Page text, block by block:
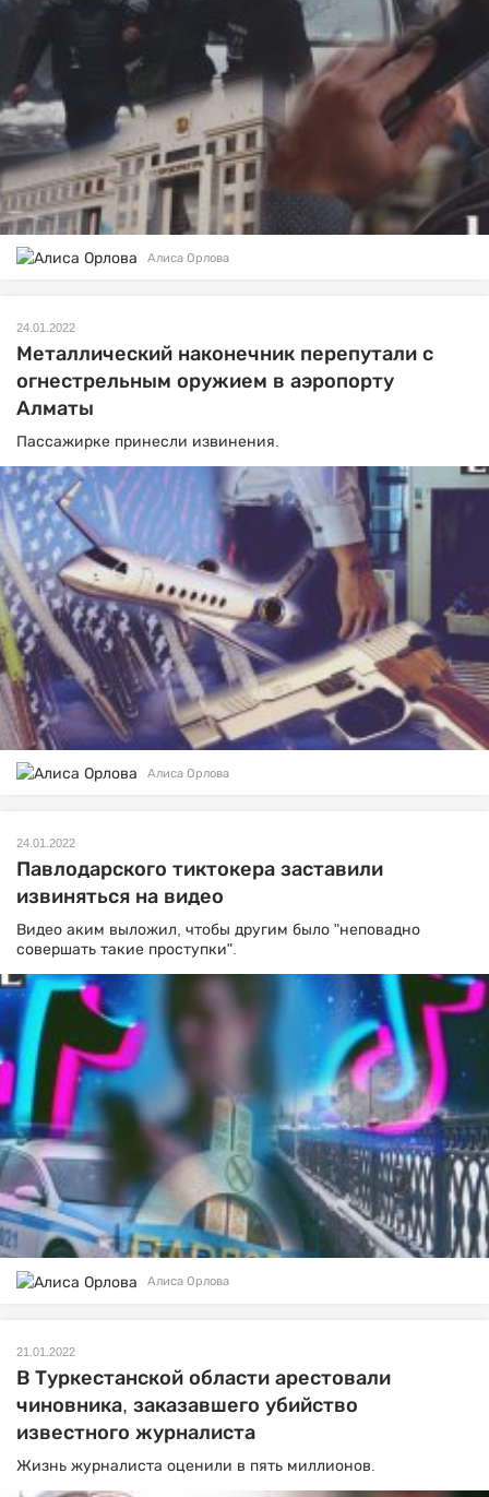
Алиса Орлова
24.01.2022
Металлический наконечник перепутали с
огнестрельным оружием в аэропорту
Алматы
Пассажирке принесли извинения.
Алиса Орлова
24.01.2022
Павлодарского тиктокера заставили
извиняться на видео
Видео аким выложил, чтобы другим было "неповадно
совершать такие проступки".
Алиса Орлова
21.01.2022
В Туркестанской области арестовали
чиновника, заказавшего убийство
известного журналиста
Жизнь журналиста оценили в пять миллионов.